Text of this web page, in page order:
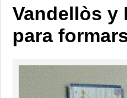
Vandellòs y
para